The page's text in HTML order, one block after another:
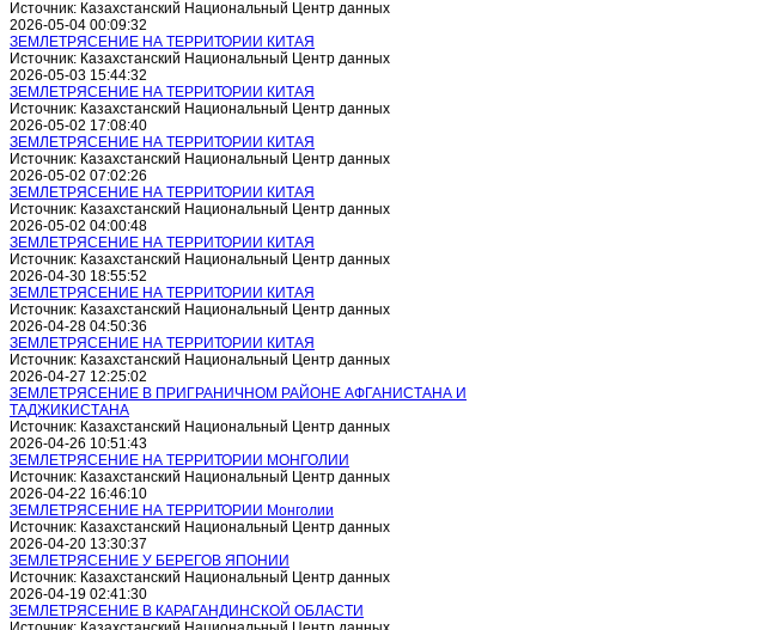
Источник: Казахстанский Национальный Центр данных
2026-05-04 00:09:32
ЗЕМЛЕТРЯСЕНИЕ НА ТЕРРИТОРИИ КИТАЯ
Источник: Казахстанский Национальный Центр данных
2026-05-03 15:44:32
ЗЕМЛЕТРЯСЕНИЕ НА ТЕРРИТОРИИ КИТАЯ
Источник: Казахстанский Национальный Центр данных
2026-05-02 17:08:40
ЗЕМЛЕТРЯСЕНИЕ НА ТЕРРИТОРИИ КИТАЯ
Источник: Казахстанский Национальный Центр данных
2026-05-02 07:02:26
ЗЕМЛЕТРЯСЕНИЕ НА ТЕРРИТОРИИ КИТАЯ
Источник: Казахстанский Национальный Центр данных
2026-05-02 04:00:48
ЗЕМЛЕТРЯСЕНИЕ НА ТЕРРИТОРИИ КИТАЯ
Источник: Казахстанский Национальный Центр данных
2026-04-30 18:55:52
ЗЕМЛЕТРЯСЕНИЕ НА ТЕРРИТОРИИ КИТАЯ
Источник: Казахстанский Национальный Центр данных
2026-04-28 04:50:36
ЗЕМЛЕТРЯСЕНИЕ НА ТЕРРИТОРИИ КИТАЯ
Источник: Казахстанский Национальный Центр данных
2026-04-27 12:25:02
ЗЕМЛЕТРЯСЕНИЕ В ПРИГРАНИЧНОМ РАЙОНЕ АФГАНИСТАНА И
ТАДЖИКИСТАНА
Источник: Казахстанский Национальный Центр данных
2026-04-26 10:51:43
ЗЕМЛЕТРЯСЕНИЕ НА ТЕРРИТОРИИ МОНГОЛИИ
Источник: Казахстанский Национальный Центр данных
2026-04-22 16:46:10
ЗЕМЛЕТРЯСЕНИЕ НА ТЕРРИТОРИИ Монголии
Источник: Казахстанский Национальный Центр данных
2026-04-20 13:30:37
ЗЕМЛЕТРЯСЕНИЕ У БЕРЕГОВ ЯПОНИИ
Источник: Казахстанский Национальный Центр данных
2026-04-19 02:41:30
ЗЕМЛЕТРЯСЕНИЕ В КАРАГАНДИНСКОЙ ОБЛАСТИ